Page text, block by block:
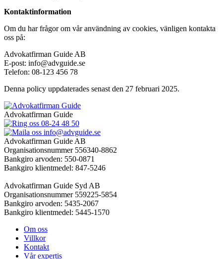
Kontaktinformation
Om du har frågor om vår användning av cookies, vänligen kontakta
oss på:
Advokatfirman Guide AB
E-post: info@advguide.se
Telefon: 08-123 456 78
Denna policy uppdaterades senast den 27 februari 2025.
Advokatfirman Guide
08-24 48 50
info@advguide.se
Advokatfirman Guide AB
Organisationsnummer 556340-8862
Bankgiro arvoden: 550-0871
Bankgiro klientmedel: 847-5246
Advokatfirman Guide Syd AB
Organisationsnummer 559225-5854
Bankgiro arvoden: 5435-2067
Bankgiro klientmedel: 5445-1570
Om oss
Villkor
Kontakt
Vår expertis